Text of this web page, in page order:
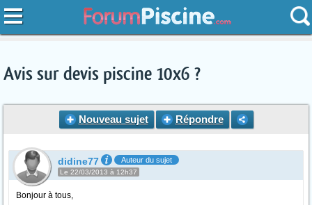
Avis sur devis piscine 10x6 ?
Nouveau sujet Répondre
didine77 Auteur du sujet
Le 22/03/2013 à 12h37
Bonjour à tous,